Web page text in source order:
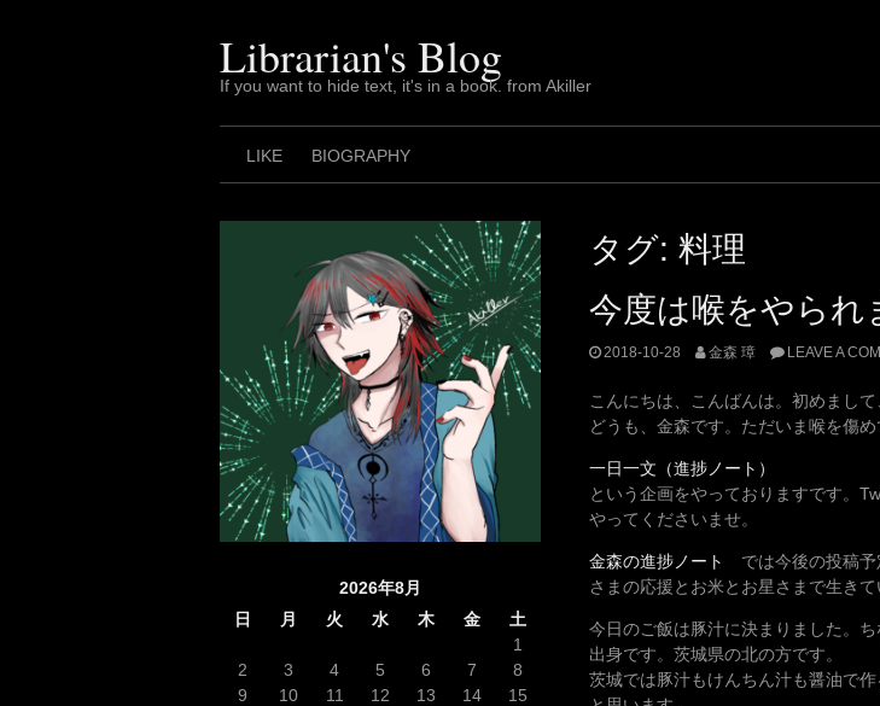
Librarian's Blog
If you want to hide text, it's in a book. from Akiller
LIKE BIOGRAPHY
タグ: 料理
今度は喉をやられ
2018-10-28 金森 璋 LEAVE A
こんにちは、こんばんは。初めまし
どうも、金森です。ただいま喉を傷
一日一文（進捗ノート）
という企画をやっておりますです。
やってくださいませ。
金森の進捗ノート
では今後の投稿予
さまの応援とお米とお星さまで生きて
今日のご飯は豚汁に決まりました。
出身です。茨城県の北の方です。
茨城では豚汁もけんちん汁も醤油で
2026年8月
日
月 火 水 木 金
土
1
2
3 4 5 6 7
8
9
10 11 12 13 14
15